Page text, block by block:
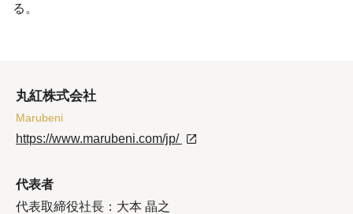
る。
丸紅株式会社
Marubeni
https://www.marubeni.com/jp/
代表者
代表取締役社長：大本 晶之